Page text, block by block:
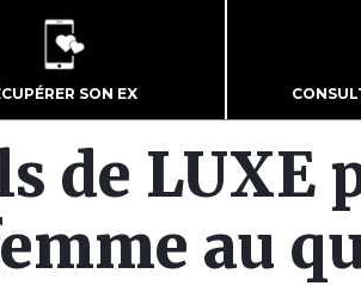
SON EX
de LUXE
au